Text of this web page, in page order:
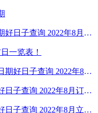
2022年8月移财神最佳吉日日期好日子查询 2022年8月移财神吉日一览
一览表！
2022年8月上牌挂牌最佳吉日日期好日子查询 2022年8月上牌吉日精选
2022年8月订盟最佳吉日日期好日子查询 2022年8月订盟黄道吉日一览
2022年8月立券最佳吉日日期好日子查询 2022年8月立券的黄道吉日一览